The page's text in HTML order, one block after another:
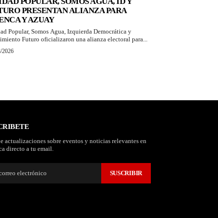
PRESENTAN ALIANZA PARA
Y AZUAY
Popular, Somos Agua, Izquierda Democrática y
Futuro oficializaron una alianza electoral para...
2026
actualizaciones sobre eventos y noticias relevantes en
directo a tu email.
SUSCRIBIR